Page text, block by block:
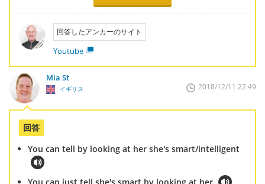
回答したアンカーのサイト
Youtube
Mia St
イギリス 2018/12/11 22:49
回答
You can tell by looking at her she's smart/intelligent